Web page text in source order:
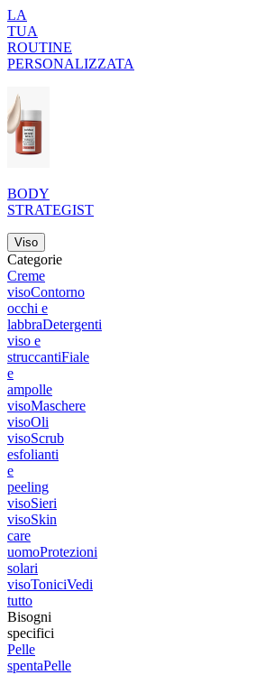
LA
TUA
ROUTINE
PERSONALIZZATA
BODY
STRATEGIST
Viso
Categorie
Creme
visoContorno
occhi e
labbraDetergenti
viso e
struccantiFiale
e
ampolle
visoMaschere
visoOli
visoScrub
esfolianti
e
peeling
visoSieri
visoSkin
care
uomoProtezioni
solari
visoToniciVedi
tutto
Bisogni
specifici
Pelle
spentaPelle